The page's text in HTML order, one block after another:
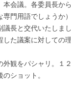
会議。各委員長か
門用語でしょうか
長と交代いたしまし
た議案に対しての
観をパシャリ。１
ショット。